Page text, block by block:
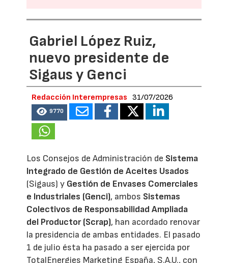
Gabriel López Ruiz,
nuevo presidente de
Sigaus y Genci
Redacción Interempresas 31/07/2026
9770
Los Consejos de Administración de Sistema
Integrado de Gestión de Aceites Usados
(Sigaus) y Gestión de Envases Comerciales
e Industriales (Genci), ambos Sistemas
Colectivos de Responsabilidad Ampliada
del Productor (Scrap), han acordado renovar
la presidencia de ambas entidades. El pasado
1 de julio ésta ha pasado a ser ejercida por
TotalEnergies Marketing España, S.A.U., con